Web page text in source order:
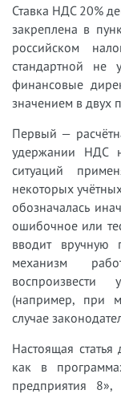
Ведение дел о
Вопросы-ответы
Вебинары и
Прямые эфиры
Ставка НДС 20%
закреплена в
российском
стандартной не
финансовые
значением в двух
Первый —
удержании НДС
ситуаций
некоторых
обозначалась
ошибочное или
вводит вручную
механизм
воспроизвести
(например, при
случае
Настоящая
как в
предприятия 8»,